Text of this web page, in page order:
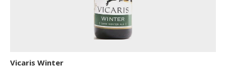
Vicaris Winter